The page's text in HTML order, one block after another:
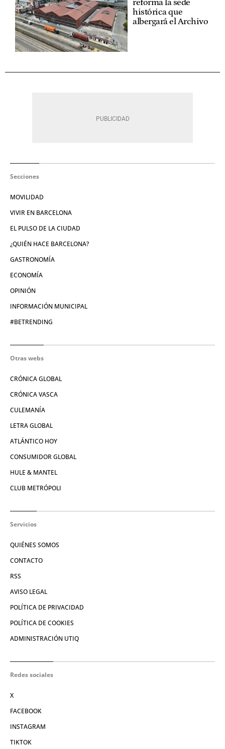
reforma la sede
histórica que
albergará el Archivo
Secciones
MOVILIDAD
VIVIR EN BARCELONA
EL PULSO DE LA CIUDAD
¿QUIÉN HACE BARCELONA?
GASTRONOMÍA
ECONOMÍA
OPINIÓN
INFORMACIÓN MUNICIPAL
#BETRENDING
Otras webs
CRÓNICA GLOBAL
CRÓNICA VASCA
CULEMANÍA
LETRA GLOBAL
ATLÁNTICO HOY
CONSUMIDOR GLOBAL
HULE & MANTEL
CLUB METRÓPOLI
Servicios
QUIÉNES SOMOS
CONTACTO
RSS
AVISO LEGAL
POLÍTICA DE PRIVACIDAD
POLÍTICA DE COOKIES
ADMINISTRACIÓN UTIQ
Redes sociales
X
FACEBOOK
INSTAGRAM
TIKTOK